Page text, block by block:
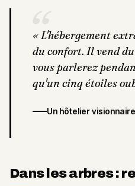
“
«L'hébergement
du confort. Il vend
vous parlerez
qu'un cinq étoiles
Un hôtelier visionnaire
Dans les arbres :